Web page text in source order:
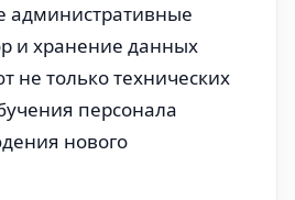
административные
и хранение данных
не только технических
персонала
нового